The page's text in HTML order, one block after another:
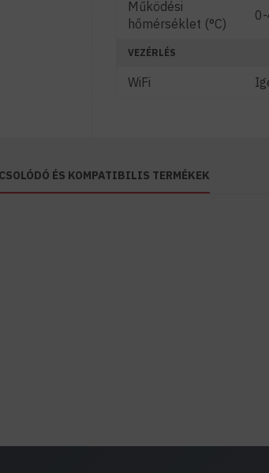
Működési
hőmérséklet (°C)
VEZÉRLÉS
WiFi
ÉS KOMPATIBILIS TERMÉKEK